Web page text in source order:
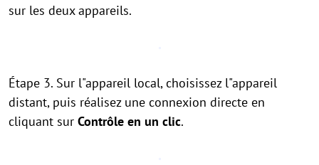
sur les deux appareils.
Étape 3. Sur l"appareil local, choisissez l"appareil
distant, puis réalisez une connexion directe en
cliquant sur Contrôle en un clic.